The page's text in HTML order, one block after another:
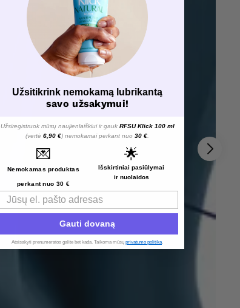
Užsitikrink nemokamą lubrikantą
savo užsakymui!
Užsiregistruok mūsų naujienlaiškiui ir gauk RFSU Klick 100 ml
(vertė 6,90 €) nemokamai perkant nuo 30 €
💌
Nemokamas produktas
perkant nuo 30 €
🌟
Išskirtiniai pasiūlymai
ir nuolaidos
Email
Gauti dovaną
Atsisakyti prenumeratos galite bet kada. Taikoma mūsų privatumo politika